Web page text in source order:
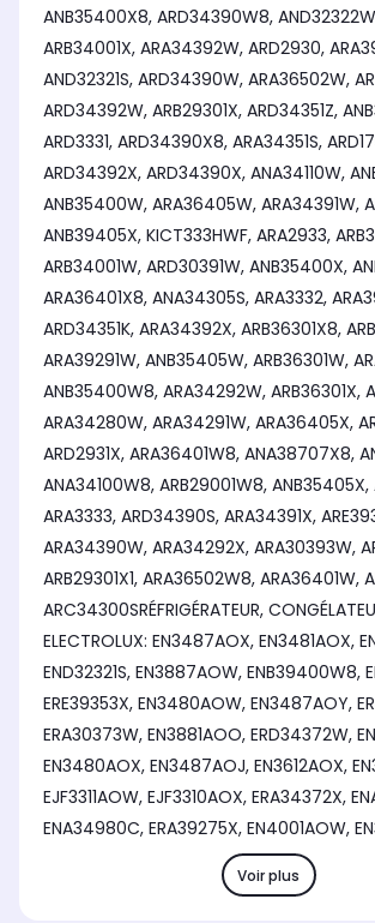
ANB35400X8, ARD34390W8, AND32322W, ARA34291W8,
ARB34001X, ARA34392W, ARD2930, ARA39295W,
AND32321S, ARD34390W, ARA36502W, ARA3335,
ARD34392W, ARB29301X, ARD34351Z, ANB35405S,
ARD3331, ARD34390X8, ARA34351S, ARD175C,
ARD34392X, ARD34390X, ANA34110W, ANB35405S8,
ANB35400W, ARA36405W, ARA34391W, ARD34351S,
ANB39405X, KICT333HWF, ARA2933, ARB34201W,
ARB34001W, ARD30391W, ANB35400X, AND32322X,
ARA36401X8, ANA34305S, ARA3332, ARA39395W,
ARD34351K, ARA34392X, ARB36301X8, ARB36305W,
ARA39291W, ANB35405W, ARB36301W, ARA39295X,
ANB35400W8, ARA34292W, ARB36301X, ARA36401X,
ARA34280W, ARA34291W, ARA36405X, ARB36301W8,
ARD2931X, ARA36401W8, ANA38707X8, AND32321W,
ANA34100W8, ARB29001W8, ANB35405X, ANA34100X,
ARA3333, ARD34390S, ARA34391X, ARE39391W8,
ARA34390W, ARA34292X, ARA30393W, ARA39291W8,
ARB29301X1, ARA36502W8, ARA36401W, ANA34100W,
ARC34300SRÉFRIGÉRATEUR,
ELECTROLUX: EN3487AOX, EN3481AOX, EN3487AOO,
END32321S, EN3887AOW, ENB39400W8, ENA34980Z,
ERE39353X, EN3480AOW, EN3487AOY, ERD165S,
ERA30373W, EN3881AOO, ERD34372W, ENB35400X8,
EN3480AOX, EN3487AOJ, EN3612AOX, EN3487AOH,
EJF3311AOW, EJF3310AOX, ERA34372X, ENA34980Y,
Voir plus